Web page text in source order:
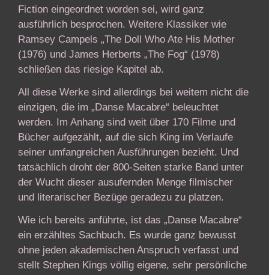
Fiction eingeordnet worden sei, wird ganz
ausführlich besprochen. Weitere Klassiker wie
Ramsey Campels „The Doll Who Ate His Mother
(1976) und James Herberts „The Fog“ (1978)
schließen das riesige Kapitel ab.
All diese Werke sind allerdings bei weitem nicht die
einzigen, die im „Danse Macabre“ beleuchtet
werden. Im Anhang sind weit über 170 Filme und
Bücher aufgezählt, auf die sich King im Verlaufe
seiner umfangreichen Ausführungen bezieht. Und
tatsächlich droht der 800-Seiten starke Band unter
der Wucht dieser ausufernden Menge filmischer
und literarischer Bezüge geradezu zu platzen.
Wie ich bereits anführte, ist das „Danse Macabre“
ein erzähltes Sachbuch. Es wurde ganz bewusst
ohne jeden akademischen Anspruch verfasst und
stellt Stephen Kings völlig eigene, sehr persönliche